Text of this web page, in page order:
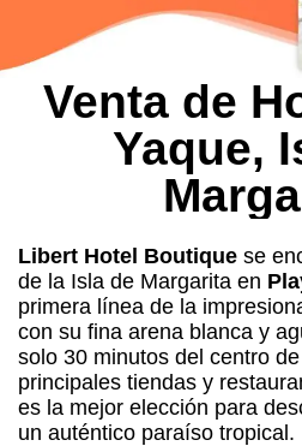
Venta de
Yaque,
Libert Hotel Boutique se
de la Isla de Margarita en
primera línea de la
con su fina arena blanca y
solo 30 minutos del centro
principales tiendas y
es la mejor elección para
un auténtico paraíso tropical.